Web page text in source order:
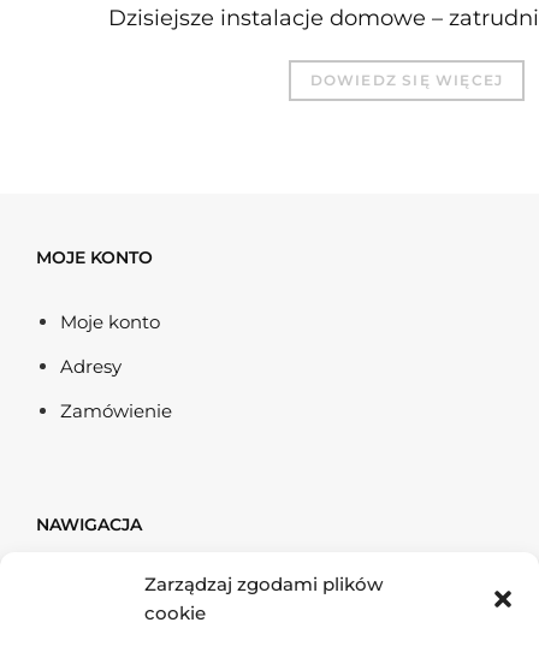
Zarządzaj zgodami plików
cookie
Dzisiejsze instalacje domowe –
DOWIEDZ SIĘ WIĘCEJ
MOJE KONTO
Moje konto
Adresy
Zamówienie
NAWIGACJA
Firma & Finanse